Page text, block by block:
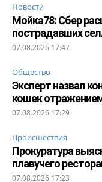
Новости
Мойка78: Сбер
пострадавших
07.08.2026 17:47
Общество
Эксперт назвал
кошек
07.08.2026 17:29
Происшествия
Прокуратура
плавучего
07.08.2026 17:23